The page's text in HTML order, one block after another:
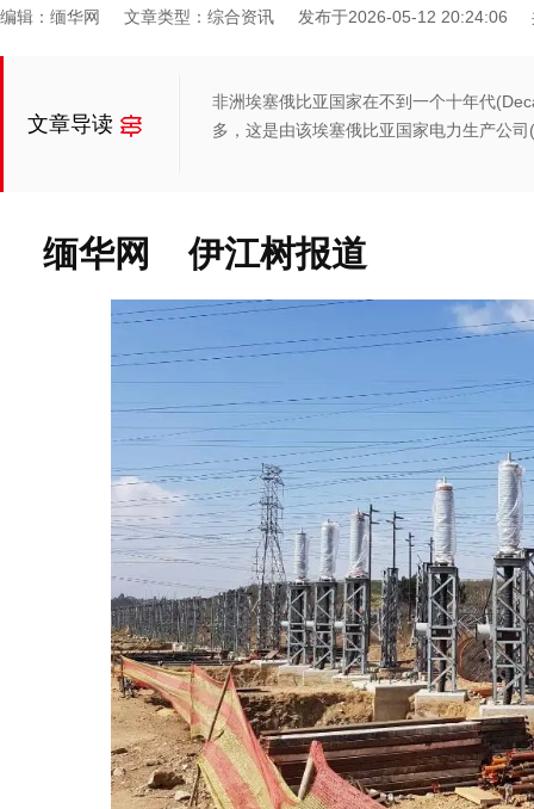
编辑：缅华网 文章类型：综合资讯 发布于2026-05-12 20:24:06
文章导读
非洲埃塞俄比亚国家在不到一个十年代
多，这是由该埃塞俄比亚国家电力生产公
缅华网 伊江树报道